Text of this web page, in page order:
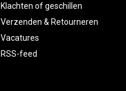
Klachten of geschillen
Verzenden & Retourneren
Vacatures
RSS-feed